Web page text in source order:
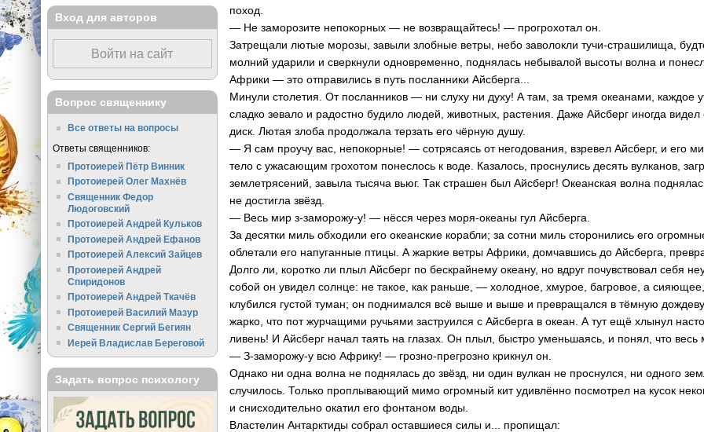
поход.
— Не заморозите непокорных — не возвращайтесь! — прогрохотал он.
Затрещали лютые морозы, завыли злобные ветры, небо заволокли тучи-страшилища,
молний ударили и сверкнули одновременно, поднялась небывалой высоты волна и
Африки — это отправились в путь посланники Айсберга...
Минули столетия. От посланников — ни слуху ни духу! А там, за тремя океанами, каждое
сладко зевало и радостно будило людей, животных, растения. Даже Айсберг иногда
диск. Лютая злоба продолжала терзать его чёрную душу.
— Я сам проучу вас, непокорные! — сотрясаясь от негодования, взревел Айсберг, и его
тело с ужасающим грохотом понеслось к воде. Казалось, проснулись десять вулканов,
землетрясений, завыла тысяча вьюг. Так страшен был Айсберг! Океанская волна
не достигла звёзд.
— Весь мир з-заморожу-у! — нёсся через моря-океаны гул Айсберга.
За десятки миль обходили его океанские корабли; за сотни миль сторонились его
облетали его напуганные птицы. А жаркие ветры Африки, домчавшись до Айсберга,
Долго ли, коротко ли плыл Айсберг по бескрайнему океану, но вдруг почувствовал себя
собой он увидел солнце: не такое, как раньше, — холодное, хмурое, багровое, а сияющее,
клубился густой туман; он поднимался всё выше и выше и превращался в тёмную
жарко, что пот журчащими ручьями заструился с Айсберга в океан. А тут ещё хлынул
ливень! И Айсберг начал таять на глазах. Он плыл, быстро уменьшаясь, и понял, что
— З-заморожу-у всю Африку! — грозно-прегрозно крикнул он.
Однако ни одна волна не поднялась до звёзд, ни один вулкан не проснулся, ни одного
случилось. Только проплывающий мимо огромный кит удивлённо посмотрел на кусок
и снисходительно окатил его фонтаном воды.
Властелин Антарктиды собрал оставшиеся силы и... пропищал:
Вход для авторов
Войти на сайт
Вопрос священнику
Все ответы на вопросы
Ответы священников:
Протоиерей Пётр Винник
Протоиерей Олег Махнёв
Священник Федор
Людоговский
Протоиерей Андрей Кульков
Протоиерей Андрей Ефанов
Протоиерей Алексий Зайцев
Протоиерей Андрей
Спиридонов
Протоиерей Андрей Ткачёв
Протоиерей Василий Мазур
Священник Сергий Бегиян
Иерей Владислав Береговой
Задать вопрос психологу